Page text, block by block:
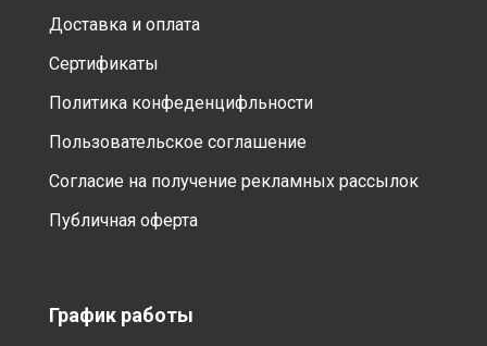
Доставка и оплата
Сертификаты
Политика конфеденцифльности
Пользовательское соглашение
Согласие на получение рекламных рассылок
Публичная оферта
График работы